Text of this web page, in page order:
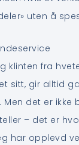
uten å
klinten fra
sitt, gir alltid
det er ikke
– det er
har opplevd